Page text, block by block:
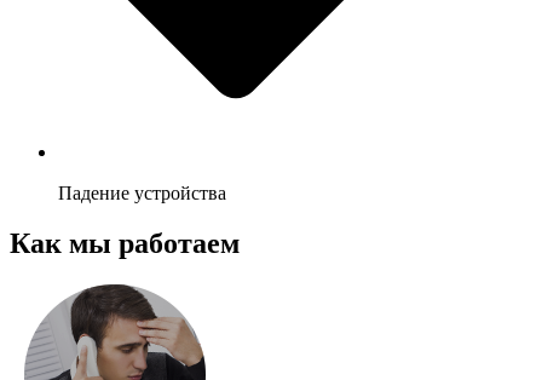
Падение устройства
Как мы работаем